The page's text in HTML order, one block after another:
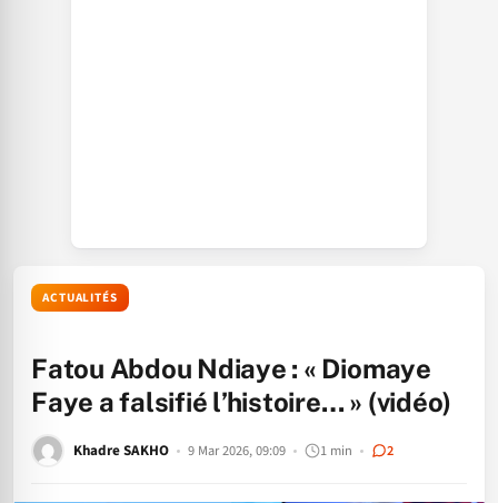
ACTUALITÉS
Fatou Abdou Ndiaye : « Diomaye
Faye a falsifié l’histoire… » (vidéo)
Khadre SAKHO 9 Mar 2026, 09:09 1 min 2